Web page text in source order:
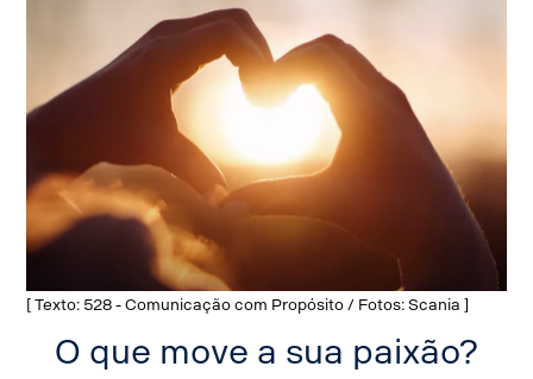
[ Texto: 528 - Comunicação com Propósito / Fotos: Scania ]
O que move a sua paixão?